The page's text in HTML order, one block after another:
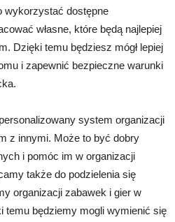
wykorzystać dostępne
własne, które będą najlepiej
Dzięki temu będziesz mógł lepiej
i zapewnić bezpieczne warunki
system organizacji
z innymi. Może to być dobry
i pomóc im w organizacji
także do podzielenia się
organizacji zabawek i gier w
temu będziemy mogli wymienić się